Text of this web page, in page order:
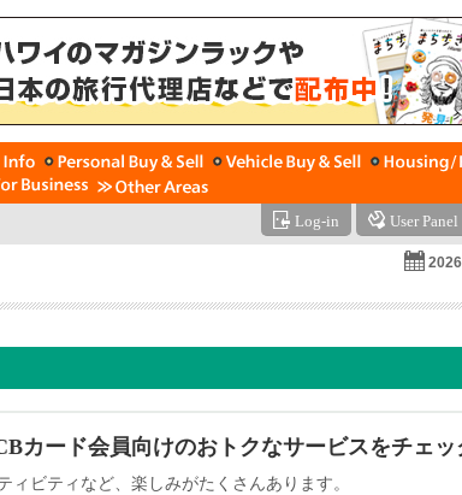
Log-in User Panel
カード会員向けのおトクなサービスをチェッ
ビティなど、楽しみがたくさんあります。